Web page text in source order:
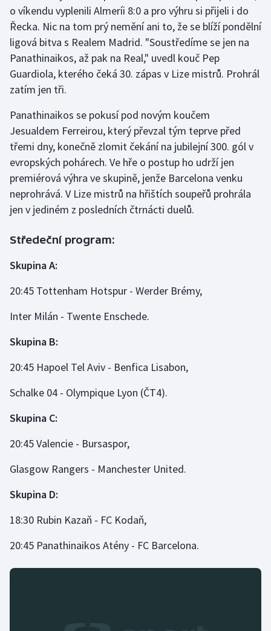
o víkendu vyplenili Almeríi 8:0 a pro výhru si přijeli i do
Řecka. Nic na tom prý nemění ani to, že se blíží pondělní
ligová bitva s Realem Madrid. "Soustředíme se jen na
Panathinaikos, až pak na Real," uvedl kouč Pep
Guardiola, kterého čeká 30. zápas v Lize mistrů. Prohrál
zatím jen tři.
Panathinaikos se pokusí pod novým koučem
Jesualdem Ferreirou, který převzal tým teprve před
třemi dny, konečně zlomit čekání na jubilejní 300. gól v
evropských pohárech. Ve hře o postup ho udrží jen
premiérová výhra ve skupině, jenže Barcelona venku
neprohrává. V Lize mistrů na hřištích soupeřů prohrála
jen v jediném z posledních čtrnácti duelů.
Středeční program:
Skupina A:
20:45 Tottenham Hotspur - Werder Brémy,
Inter Milán - Twente Enschede.
Skupina B:
20:45 Hapoel Tel Aviv - Benfica Lisabon,
Schalke 04 - Olympique Lyon (ČT4).
Skupina C:
20:45 Valencie - Bursaspor,
Glasgow Rangers - Manchester United.
Skupina D:
18:30 Rubin Kazaň - FC Kodaň,
20:45 Panathinaikos Atény - FC Barcelona.